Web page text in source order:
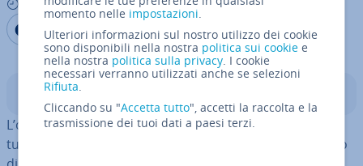
Condividi via Facebook
Condividi via Twitter
Condividi via LinkedIN
Aggiungi come fonte
preferita su Google
Indice
L’ot­ti­miz­za­zio­ne nelMobile Commercepunta prima di
tutto sull’usabilità (facilità d’uso). Dal design al processo
momento nelle impostazioni.
Ulteriori informazioni sul nostro utilizzo dei cookie
sono disponibili nella nostra politica sui cookie e
nella nostra politica sulla privacy. I cookie
necessari verranno utilizzati anche se selezioni
Rifiuta.
Cliccando su "Accetta tutto", accetti la raccolta e la
trasmissione dei tuoi dati a paesi terzi.